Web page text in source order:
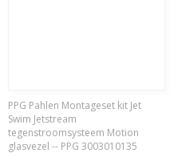
PPG Pahlen Montageset kit Jet
Swim Jetstream
tegenstroomsysteem Motion
glasvezel -- PPG 3003010135